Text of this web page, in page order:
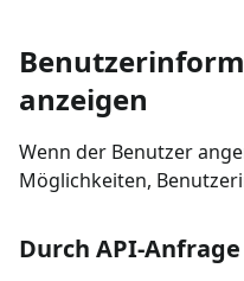
anzeigen
Wenn der Benutzer
Möglichkeiten,
Durch API-